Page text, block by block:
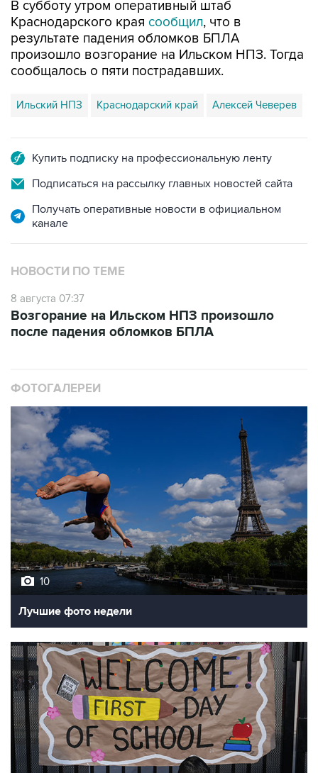
результате падения обломков БПЛА
произошло возгорание на Ильском НПЗ. Тогда
сообщалось о пяти пострадавших.
Ильский НПЗ Краснодарский край Алексей Чеверев
Подписаться на рассылку главных новостей сайта
Получать оперативные новости в официальном
НОВОСТИ ПО ТЕМЕ
8 августа 07:37
после падения обломков БПЛА
10
Лучшие фото недели